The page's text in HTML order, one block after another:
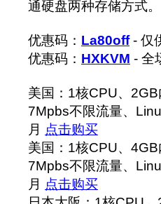
通硬盘两种存储方式。
优惠码： La80off- 仅
优惠码： HXKVM - 全
美国：1核CPU、
7Mpbs不限流量、
月 点击购买
美国：1核CPU、
7Mpbs不限流量、
月 点击购买